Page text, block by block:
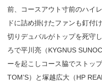
前、コースアウト寸前のハイ
ドに詰め掛けたファンも釘付
切りデュバルがトップを死守
ろで平川亮（KYGNUS
ーを起こしコース脇でストッ
TOM’S）と塚越広大（HP